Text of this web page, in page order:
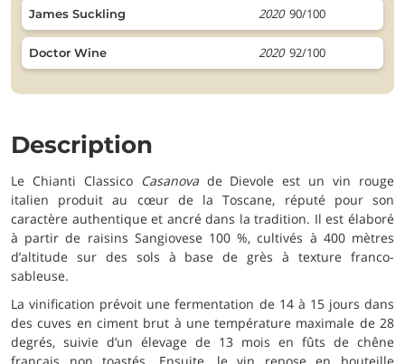
James Suckling 2020 90/100
Doctor Wine 2020 92/100
Description
Le Chianti Classico Casanovade Dievole est un vin rouge
italien produit au cœur de la Toscane, réputé pour son
caractère authentique et ancré dans la tradition. Il est élaboré
à partir de raisins Sangiovese 100 %, cultivés à 400 mètres
d’altitude sur des sols à base de grès à texture franco-
sableuse.
La vinification prévoit une fermentation de 14 à 15 jours dans
des cuves en ciment brut à une température maximale de 28
degrés, suivie d’un élevage de 13 mois en fûts de chêne